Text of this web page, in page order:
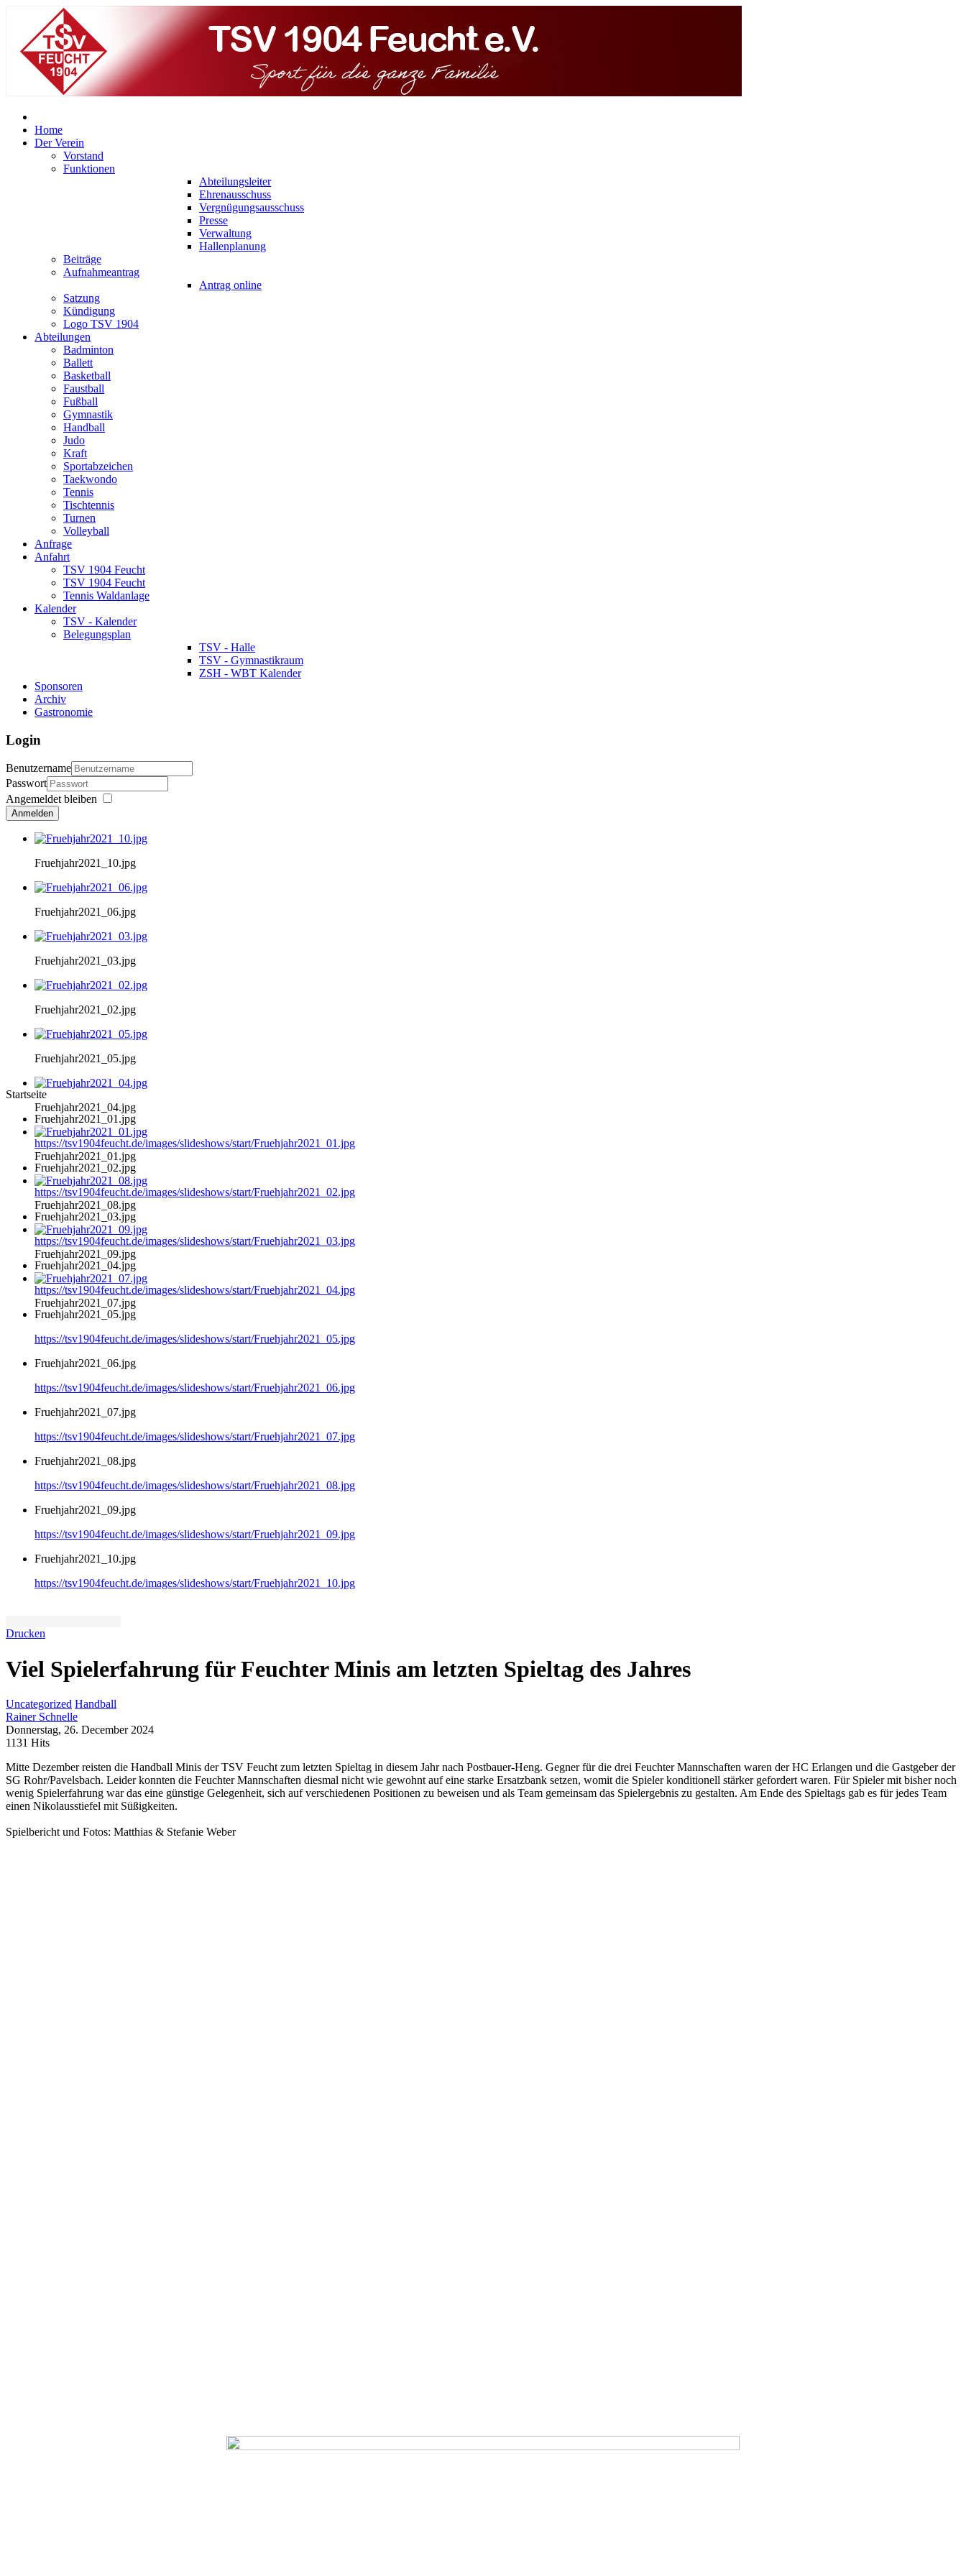
Home
Der Verein
Vorstand
Funktionen
Abteilungsleiter
Ehrenausschuss
Vergnügungsausschuss
Presse
Verwaltung
Hallenplanung
Beiträge
Aufnahmeantrag
Antrag online
Satzung
Kündigung
Logo TSV 1904
Abteilungen
Badminton
Ballett
Basketball
Faustball
Fußball
Gymnastik
Handball
Judo
Kraft
Sportabzeichen
Taekwondo
Tennis
Tischtennis
Turnen
Volleyball
Anfrage
Anfahrt
TSV 1904 Feucht
TSV 1904 Feucht
Tennis Waldanlage
Kalender
TSV - Kalender
Belegungsplan
TSV - Halle
TSV - Gymnastikraum
ZSH - WBT Kalender
Sponsoren
Archiv
Gastronomie
Login
Benutzername
Passwort
Angemeldet bleiben
Anmelden
Fruehjahr2021_10.jpg
Fruehjahr2021_06.jpg
Fruehjahr2021_03.jpg
Fruehjahr2021_02.jpg
Fruehjahr2021_05.jpg
Fruehjahr2021_04.jpg
Fruehjahr2021_01.jpg
Fruehjahr2021_08.jpg
Fruehjahr2021_09.jpg
Fruehjahr2021_07.jpg
Startseite
Fruehjahr2021_01.jpg
https://tsv1904feucht.de/images/slideshows/start/Fruehjahr2021_01.jpg
Fruehjahr2021_02.jpg
https://tsv1904feucht.de/images/slideshows/start/Fruehjahr2021_02.jpg
Fruehjahr2021_03.jpg
https://tsv1904feucht.de/images/slideshows/start/Fruehjahr2021_03.jpg
Fruehjahr2021_04.jpg
https://tsv1904feucht.de/images/slideshows/start/Fruehjahr2021_04.jpg
Fruehjahr2021_05.jpg
https://tsv1904feucht.de/images/slideshows/start/Fruehjahr2021_05.jpg
Fruehjahr2021_06.jpg
https://tsv1904feucht.de/images/slideshows/start/Fruehjahr2021_06.jpg
Fruehjahr2021_07.jpg
https://tsv1904feucht.de/images/slideshows/start/Fruehjahr2021_07.jpg
Fruehjahr2021_08.jpg
https://tsv1904feucht.de/images/slideshows/start/Fruehjahr2021_08.jpg
Fruehjahr2021_09.jpg
https://tsv1904feucht.de/images/slideshows/start/Fruehjahr2021_09.jpg
Fruehjahr2021_10.jpg
https://tsv1904feucht.de/images/slideshows/start/Fruehjahr2021_10.jpg
Drucken
Viel Spielerfahrung für Feuchter Minis am letzten Spieltag des Jahres
Uncategorized Handball
Rainer Schnelle
Donnerstag, 26. December 2024
1131 Hits
Mitte Dezember reisten die Handball Minis der TSV Feucht zum letzten Spieltag in diesem Jahr nach Postbauer-Heng. Gegner für die drei Feuchter Mannschaften waren der HC Erlangen und die Gastgeber der
SG Rohr/Pavelsbach. Leider konnten die Feuchter Mannschaften diesmal nicht wie gewohnt auf eine starke Ersatzbank setzen, womit die Spieler konditionell stärker gefordert waren. Für Spieler mit bisher noch
wenig Spielerfahrung war das eine günstige Gelegenheit, sich auf verschiedenen Positionen zu beweisen und als Team gemeinsam das Spielergebnis zu gestalten. Am Ende des Spieltags gab es für jedes Team
einen Nikolausstiefel mit Süßigkeiten.
Spielbericht und Fotos: Matthias & Stefanie Weber